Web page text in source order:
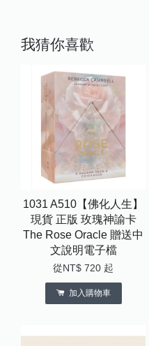
我猜你喜歡
1031 A510【佛化人生】
現貨 正版 玫瑰神諭卡
The Rose Oracle 贈送中
文說明電子檔
從 NT$ 720 起
加入購物車